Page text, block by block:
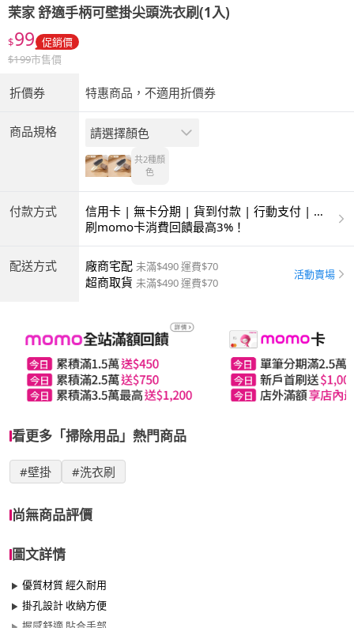
茉家舒適手柄可壁掛尖頭洗衣刷(1入)
$99 促銷價
$199市售價
折價券 特惠商品，不適用折價券
商品規格 請選擇顏色
共2種顏
色
付款方式
信用卡 | 無卡分期 | 貨到付款 | 行動支付 | 超
商付款 | ATM | 銀聯卡
刷momo卡消費回饋最高3%！
配送方式 廠商宅配 未滿$490 運費$70
超商取貨 未滿$490 運費$70
活動賣場
看更多「掃除用品」熱門商品
#壁掛 #洗衣刷
尚無商品評價
圖文詳情
優質材質 經久耐用
掛孔設計 收納方便